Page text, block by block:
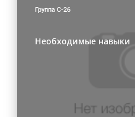
Группа С-26
Необходимые навыки